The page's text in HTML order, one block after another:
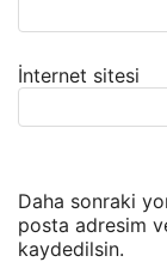
İnternet sitesi
Daha sonraki
posta adresim
kaydedilsin.